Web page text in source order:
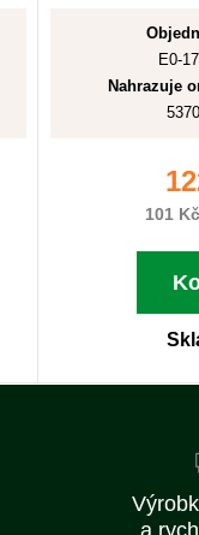
E0-
Nahrazuje
101
a